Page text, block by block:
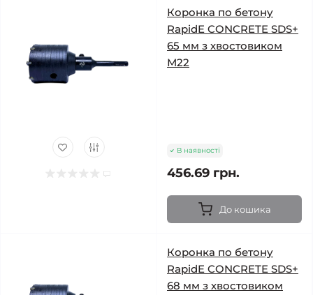
Коронка по бетону
RapidE CONCRETE SDS+
65 мм з хвостовиком
М22
В наявності
456.69 грн.
До кошика
Коронка по бетону
RapidE CONCRETE SDS+
68 мм з хвостовиком